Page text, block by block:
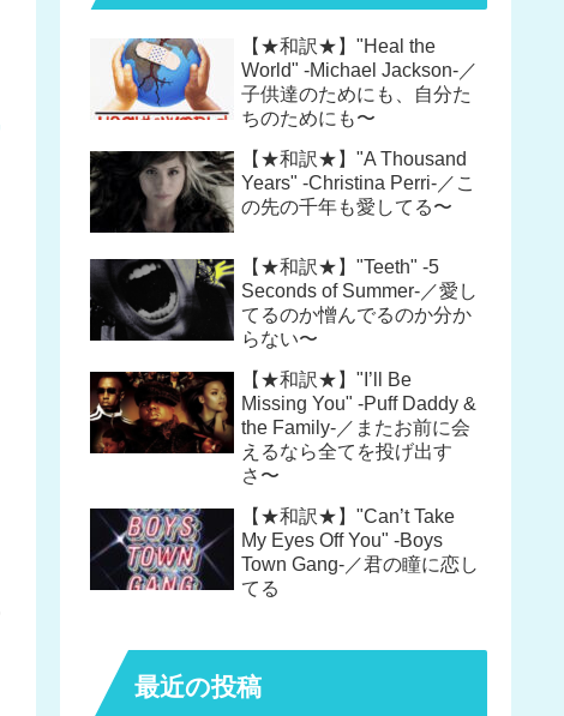
【★和訳★】"Heal the
World" -Michael Jackson-／
子供達のためにも、自分た
ちのためにも〜
【★和訳★】"A Thousand
Years" -Christina Perri-／こ
の先の千年も愛してる〜
【★和訳★】"Teeth" -5
Seconds of Summer-／愛し
てるのか憎んでるのか分か
らない〜
【★和訳★】"I’ll Be
Missing You" -Puff Daddy &
the Family-／またお前に会
えるなら全てを投げ出す
さ〜
【★和訳★】"Can’t Take
My Eyes Off You" -Boys
Town Gang-／君の瞳に恋し
てる
最近の投稿